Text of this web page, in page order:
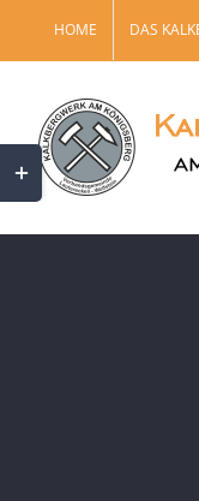
Inhalt
springen
HOME DAS
Toggle
Sliding
Bar